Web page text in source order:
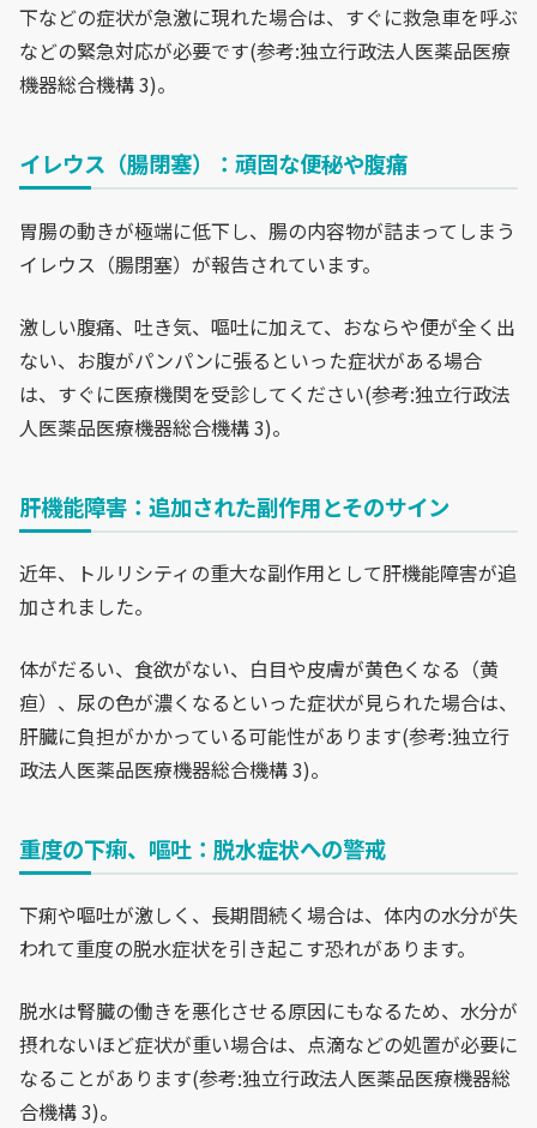
下などの症状が急激に現れた場合は、すぐに救急車を呼ぶ
などの緊急対応が必要です(参考:独立行政法人医薬品医療
機器総合機構 3)。
イレウス（腸閉塞）：頑固な便秘や腹痛
胃腸の動きが極端に低下し、腸の内容物が詰まってしまう
イレウス（腸閉塞）が報告されています。
激しい腹痛、吐き気、嘔吐に加えて、おならや便が全く出
ない、お腹がパンパンに張るといった症状がある場合
は、すぐに医療機関を受診してください(参考:独立行政法
人医薬品医療機器総合機構 3)。
肝機能障害：追加された副作用とそのサイン
近年、トルリシティの重大な副作用として肝機能障害が追
加されました。
体がだるい、食欲がない、白目や皮膚が黄色くなる（黄
疸）、尿の色が濃くなるといった症状が見られた場合は、
肝臓に負担がかかっている可能性があります(参考:独立行
政法人医薬品医療機器総合機構 3)。
重度の下痢、嘔吐：脱水症状への警戒
下痢や嘔吐が激しく、長期間続く場合は、体内の水分が失
われて重度の脱水症状を引き起こす恐れがあります。
脱水は腎臓の働きを悪化させる原因にもなるため、水分が
摂れないほど症状が重い場合は、点滴などの処置が必要に
なることがあります(参考:独立行政法人医薬品医療機器総
合機構 3)。